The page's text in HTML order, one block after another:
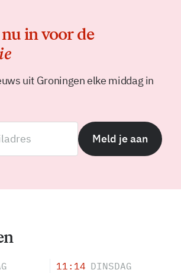
in voor de
uit Groningen elke middag in
Meld je aan
11:14 DINSDAG